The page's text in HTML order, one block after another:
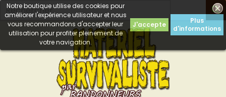

Notre boutique utilise des cookies pour
améliorer l'expérience utilisateur et nous
vous recommandons d'accepter leur
utilisation pour profiter pleinement de
votre navigation.
J'accepte
Plus
d'informations